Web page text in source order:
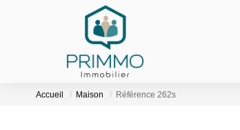
Accueil Maison Référence 262s